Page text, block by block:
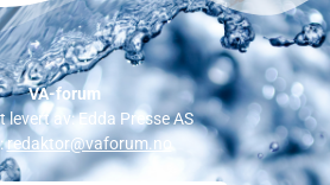
VA-forum
levert av: Edda Presse AS
redaktor@vaforum.no